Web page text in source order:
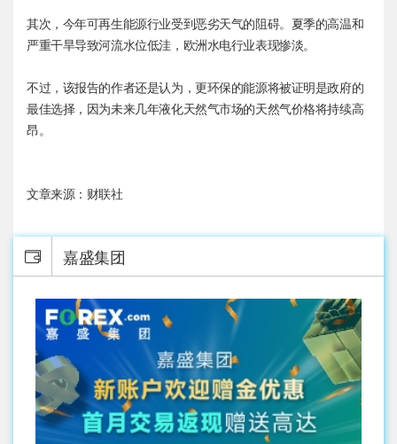
其次，今年可再生能源行业受到恶劣天气的阻碍。夏季的高温和
严重干旱导致河流水位低洼，欧洲水电行业表现惨淡。
不过，该报告的作者还是认为，更环保的能源将被证明是政府的
最佳选择，因为未来几年液化天然气市场的天然气价格将持续高
昂。
文章来源：财联社
嘉盛集团